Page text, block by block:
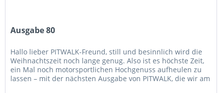
Ausgabe 80
Hallo lieber PITWALK-Freund, still und besinnlich wird die
Weihnachtszeit noch lange genug. Also ist es höchste Zeit,
ein Mal noch motorsportlichen Hochgenuss aufheulen zu
lassen – mit der nächsten Ausgabe von PITWALK, die wir am